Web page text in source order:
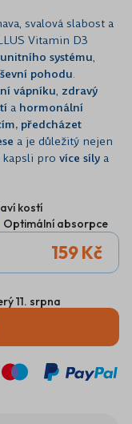
svalová slabost a
Vitamin D3
systému,
pohodu.
vápníku, zdravý
a hormonální
předcházet
a je důležitý nejen
kapsli pro více síly a
kostí
Optimální absorpce
159 Kč
11. srpna